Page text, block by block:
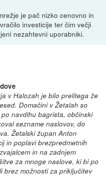
je pač nizko cenovno in
investicije ter čim večji
nezahtevni uporabniki.
v Halozah je bilo prelitega že
Domačini v Žetalah so
navdihu bagrista, občinski
sezname naslovov, do
Žetalski župan Anton
in poplavi brezpredmetnih
in na zadnjem
za mnoge naslove, ki bi po
brez možnosti za priključitev